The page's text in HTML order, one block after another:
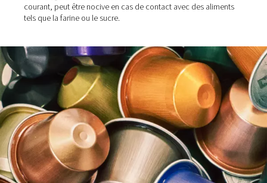
L’objectif est de maintenir les contaminants tels que
l’écart des aliments. C’est essentiel pour la préserver et
l’accumulation de moisissures ou de champignons.
Toute personne qui cuisine ou mange connaît les
potentiels que ces contaminants et l’oxygène peuvent
C’est pourquoi nous recouvrons les aliments, les
une feuille d’aluminium ou dans du fil m alimentaire.
savons également que l’humidité, le contaminant le
courant, peut être nocive en cas de contact avec des
tels que la farine ou le sucre.